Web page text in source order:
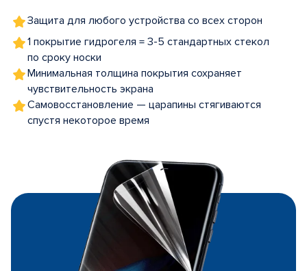
Защита для любого устройства со всех сторон
1 покрытие гидрогеля = 3-5 стандартных стекол
по сроку носки
Минимальная толщина покрытия сохраняет
чувствительность экрана
Самовосстановление — царапины стягиваются
спустя некоторое время